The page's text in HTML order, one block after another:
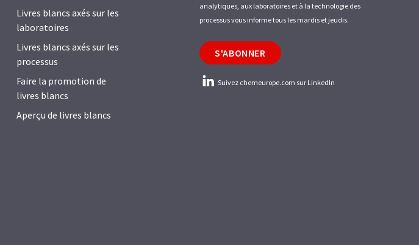
Livres blancs axés sur les
laboratoires
Livres blancs axés sur les
processus
Faire la promotion de
livres blancs
Aperçu de livres blancs
analytiques, aux laboratoires et à la technologie des
processus vous informe tous les mardis et jeudis.
S'ABONNER
Suivez chemeurope.com sur LinkedIn